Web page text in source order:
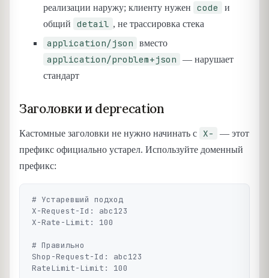
реализации наружу; клиенту нужен code
и
общий
detail , не трассировка стека
application/json вместо
application/problem+json
— нарушает
стандарт
Заголовки и deprecation
Кастомные заголовки не нужно начинать с X-
— этот
префикс официально устарел. Используйте доменный
префикс:
# Устаревший подход
X-Request-Id: abc123
X-Rate-Limit: 100
# Правильно
Shop-Request-Id: abc123